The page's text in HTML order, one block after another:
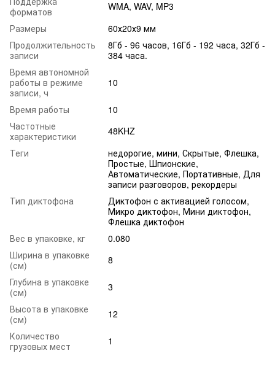
форматов
WMA, WAV, MP3
Размеры
60х20х9 мм
Продолжительность
записи
8Гб - 96 часов, 16Гб - 192 часа, 32Гб -
384 часа.
Время автономной
работы в режиме
записи, ч
10
Время работы
10
Частотные
характеристики
48KHZ
Теги
недорогие, мини, Скрытые, Флешка,
Простые, Шпионские,
Автоматические, Портативные, Для
записи разговоров, рекордеры
Тип диктофона
Диктофон с активацией голосом,
Микро диктофон, Мини диктофон,
Флешка диктофон
Вес в упаковке, кг
0.080
Ширина в упаковке
(см)
8
Глубина в упаковке
(см)
3
Высота в упаковке
(см)
12
Количество
грузовых мест
1